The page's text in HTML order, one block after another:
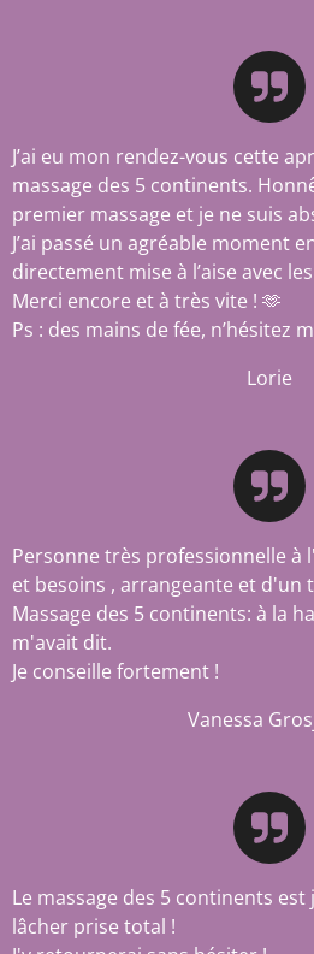
J’ai eu mon rendez-vous cette
massage des 5 continents.
premier massage et je ne suis
J’ai passé un agréable moment
directement mise à l’aise avec
Merci encore et à très vite ! 🫶
Ps : des mains de fée, n’hésitez
Lorie
Personne très professionnelle à
et besoins , arrangeante et d'un
Massage des 5 continents: à la
m'avait dit.
Je conseille fortement !
Vanessa
Le massage des 5 continents est
lâcher prise total !